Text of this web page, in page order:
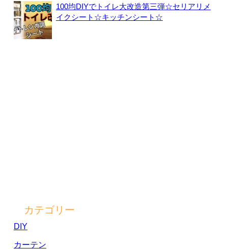
100均DIYでトイレ大改造第三弾☆セリアリメ
イクシート☆キッチンシート☆
カテゴリー
DIY
カーテン